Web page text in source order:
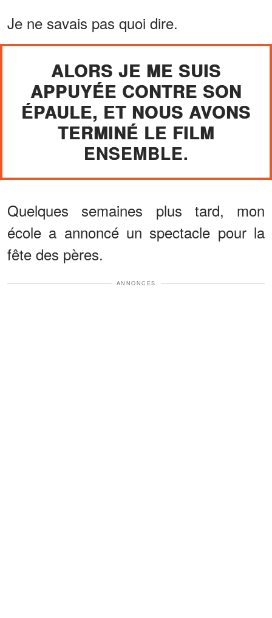
Je ne savais pas quoi dire.
ALORS JE ME SUIS
APPUYÉE CONTRE SON
ÉPAULE, ET NOUS AVONS
TERMINÉ LE FILM
ENSEMBLE.
Quelques semaines plus tard, mon
école a annoncé un spectacle pour la
fête des pères.
ANNONCES